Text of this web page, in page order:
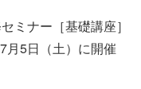
ミナー［基礎講座］
月5日（土）に開催